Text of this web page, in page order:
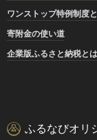
ワンストップ特例制度
寄附金の使い道
企業版ふるさと納税とは
ふるなびオリ